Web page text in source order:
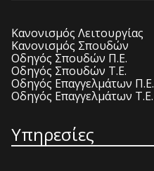
Κανονισμός Λειτουργίας
Κανονισμός Σπουδών
Οδηγός Σπουδών Π.Ε.
Οδηγός Σπουδών Τ.Ε.
Οδηγός Επαγγελμάτων Π.Ε.
Οδηγός Επαγγελμάτων Τ.Ε.
Υπηρεσίες